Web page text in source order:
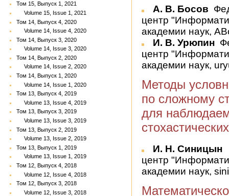
Том 15, Выпуск 1, 2021
Volume 15, Issue 1, 2021
Том 14, Выпуск 4, 2020
Volume 14, Issue 4, 2020
Том 14, Выпуск 3, 2020
Volume 14, Issue 3, 2020
Том 14, Выпуск 2, 2020
Volume 14, Issue 2, 2020
Том 14, Выпуск 1, 2020
Volume 14, Issue 1, 2020
Том 13, Выпуск 4, 2019
Volume 13, Issue 4, 2019
Том 13, Выпуск 3, 2019
Volume 13, Issue 3, 2019
Том 13, Выпуск 2, 2019
Volume 13, Issue 2, 2019
Том 13, Выпуск 1, 2019
Volume 13, Issue 1, 2019
Том 12, Выпуск 4, 2018
Volume 12, Issue 4, 2018
Том 12, Выпуск 3, 2018
Volume 12, Issue 3, 2018
А. В. Босов
центр
академии наук,
И. В. Урюпин
центр
академии наук,
Методы
по сложному
для
И. Н. Синицын
центр
академии наук,